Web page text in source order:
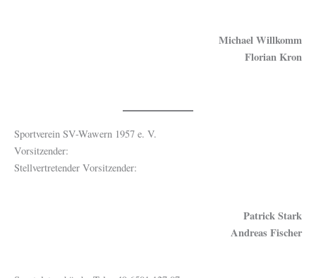
Michael Willkomm
Florian Kron
Sportverein SV-Wawern 1957 e. V.
Vorsitzender:
Stellvertretender Vorsitzender:
Patrick Stark
Andreas Fischer